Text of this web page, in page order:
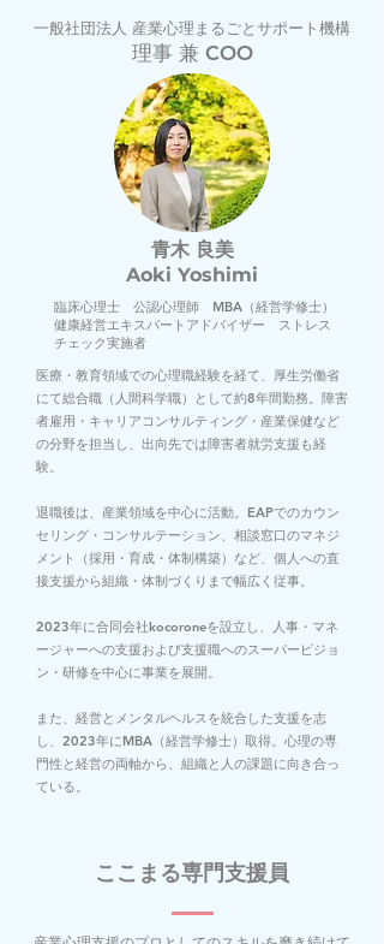
一般社団法人 産業心理まるごとサポート機構
理事 兼 COO
青木 良美
Aoki Yoshimi
臨床心理士 公認心理師 MBA（経営学修士）
​健康経営エキスパートアドバイザー ストレス
チェック実施者
医療・教育領域での心理職経験を経て、厚生労働省
にて総合職（人間科学職）として約8年間勤務。障害
者雇用・キャリアコンサルティング・産業保健など
の分野を担当し、出向先では障害者就労支援も経
験。
退職後は、産業領域を中心に活動。EAPでのカウン
セリング・コンサルテーション、相談窓口のマネジ
メント（採用・育成・体制構築）など、個人への直
接支援から組織・体制づくりまで幅広く従事。
2023年に合同会社kocoroneを設立し、人事・マネ
ージャーへの支援および支援職へのスーパービジョ
ン・研修を中心に事業を展開。
また、経営とメンタルヘルスを統合した支援を志
し、2023年にMBA（経営学修士）取得。心理の専
門性と経営の両軸から、組織と人の課題に向き合っ
ている。
ここまる専門支援員